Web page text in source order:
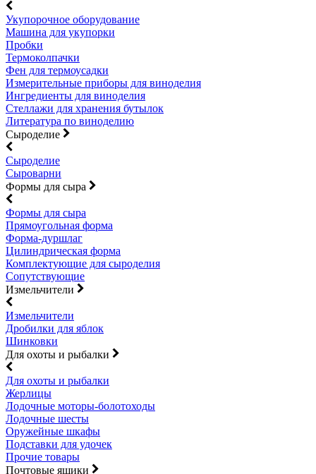
Укупорочное оборудование
Машина для укупорки
Пробки
Термоколпачки
Фен для термоусадки
Измерительные приборы для виноделия
Ингредиенты для виноделия
Стеллажи для хранения бутылок
Литература по виноделию
Сыроделие
Сыроделие
Сыроварни
Формы для сыра
Формы для сыра
Прямоугольная форма
Форма-дуршлаг
Цилиндрическая форма
Комплектующие для сыроделия
Сопутствующие
Измельчители
Измельчители
Дробилки для яблок
Шинковки
Для охоты и рыбалки
Для охоты и рыбалки
Жерлицы
Лодочные моторы-болотоходы
Лодочные шесты
Оружейные шкафы
Подставки для удочек
Прочие товары
Почтовые ящики